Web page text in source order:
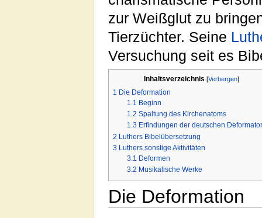
zur Weißglut zu
Tierzüchter. Seine
Versuchung seit es
Inhaltsverzeichnis [Verbergen]
1 Die Deformation
1.1 Beginn
1.2 Spaltung des Kirchenatoms
1.3 Erfindungen der deutschen
2 Luthers Bibelübersetzung
3 Luthers sonstige Aktivitäten
3.1 Deformen
3.2 Musikalische Werke
Die Deformation